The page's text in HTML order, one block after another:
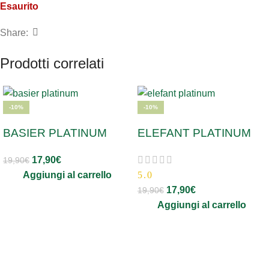
Esaurito
Share:
Prodotti correlati
-10%
BASIER PLATINUM
19,90€ 17,90€
Aggiungi al carrello
-10%
ELEFANT PLATINUM
5.0
19,90€ 17,90€
Aggiungi al carrello